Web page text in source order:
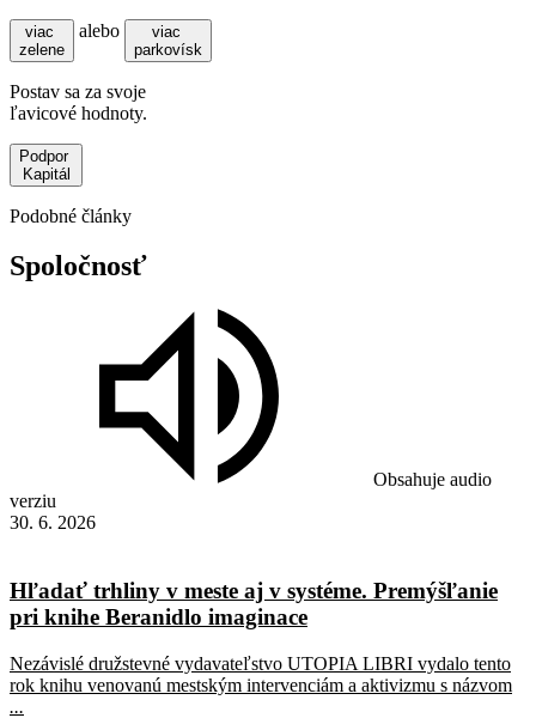
viac
zelene
alebo
viac
parkovísk
Postav sa za svoje
ľavicové hodnoty.
Podpor
Kapitál
Podobné články
Spoločnosť
Obsahuje audio
verziu
30. 6. 2026
Hľadať trhliny v meste aj v systéme. Premýšľanie
pri knihe Beranidlo imaginace
Nezávislé družstevné vydavateľstvo UTOPIA LIBRI vydalo tento
rok knihu venovanú mestským intervenciám a aktivizmu s názvom
...